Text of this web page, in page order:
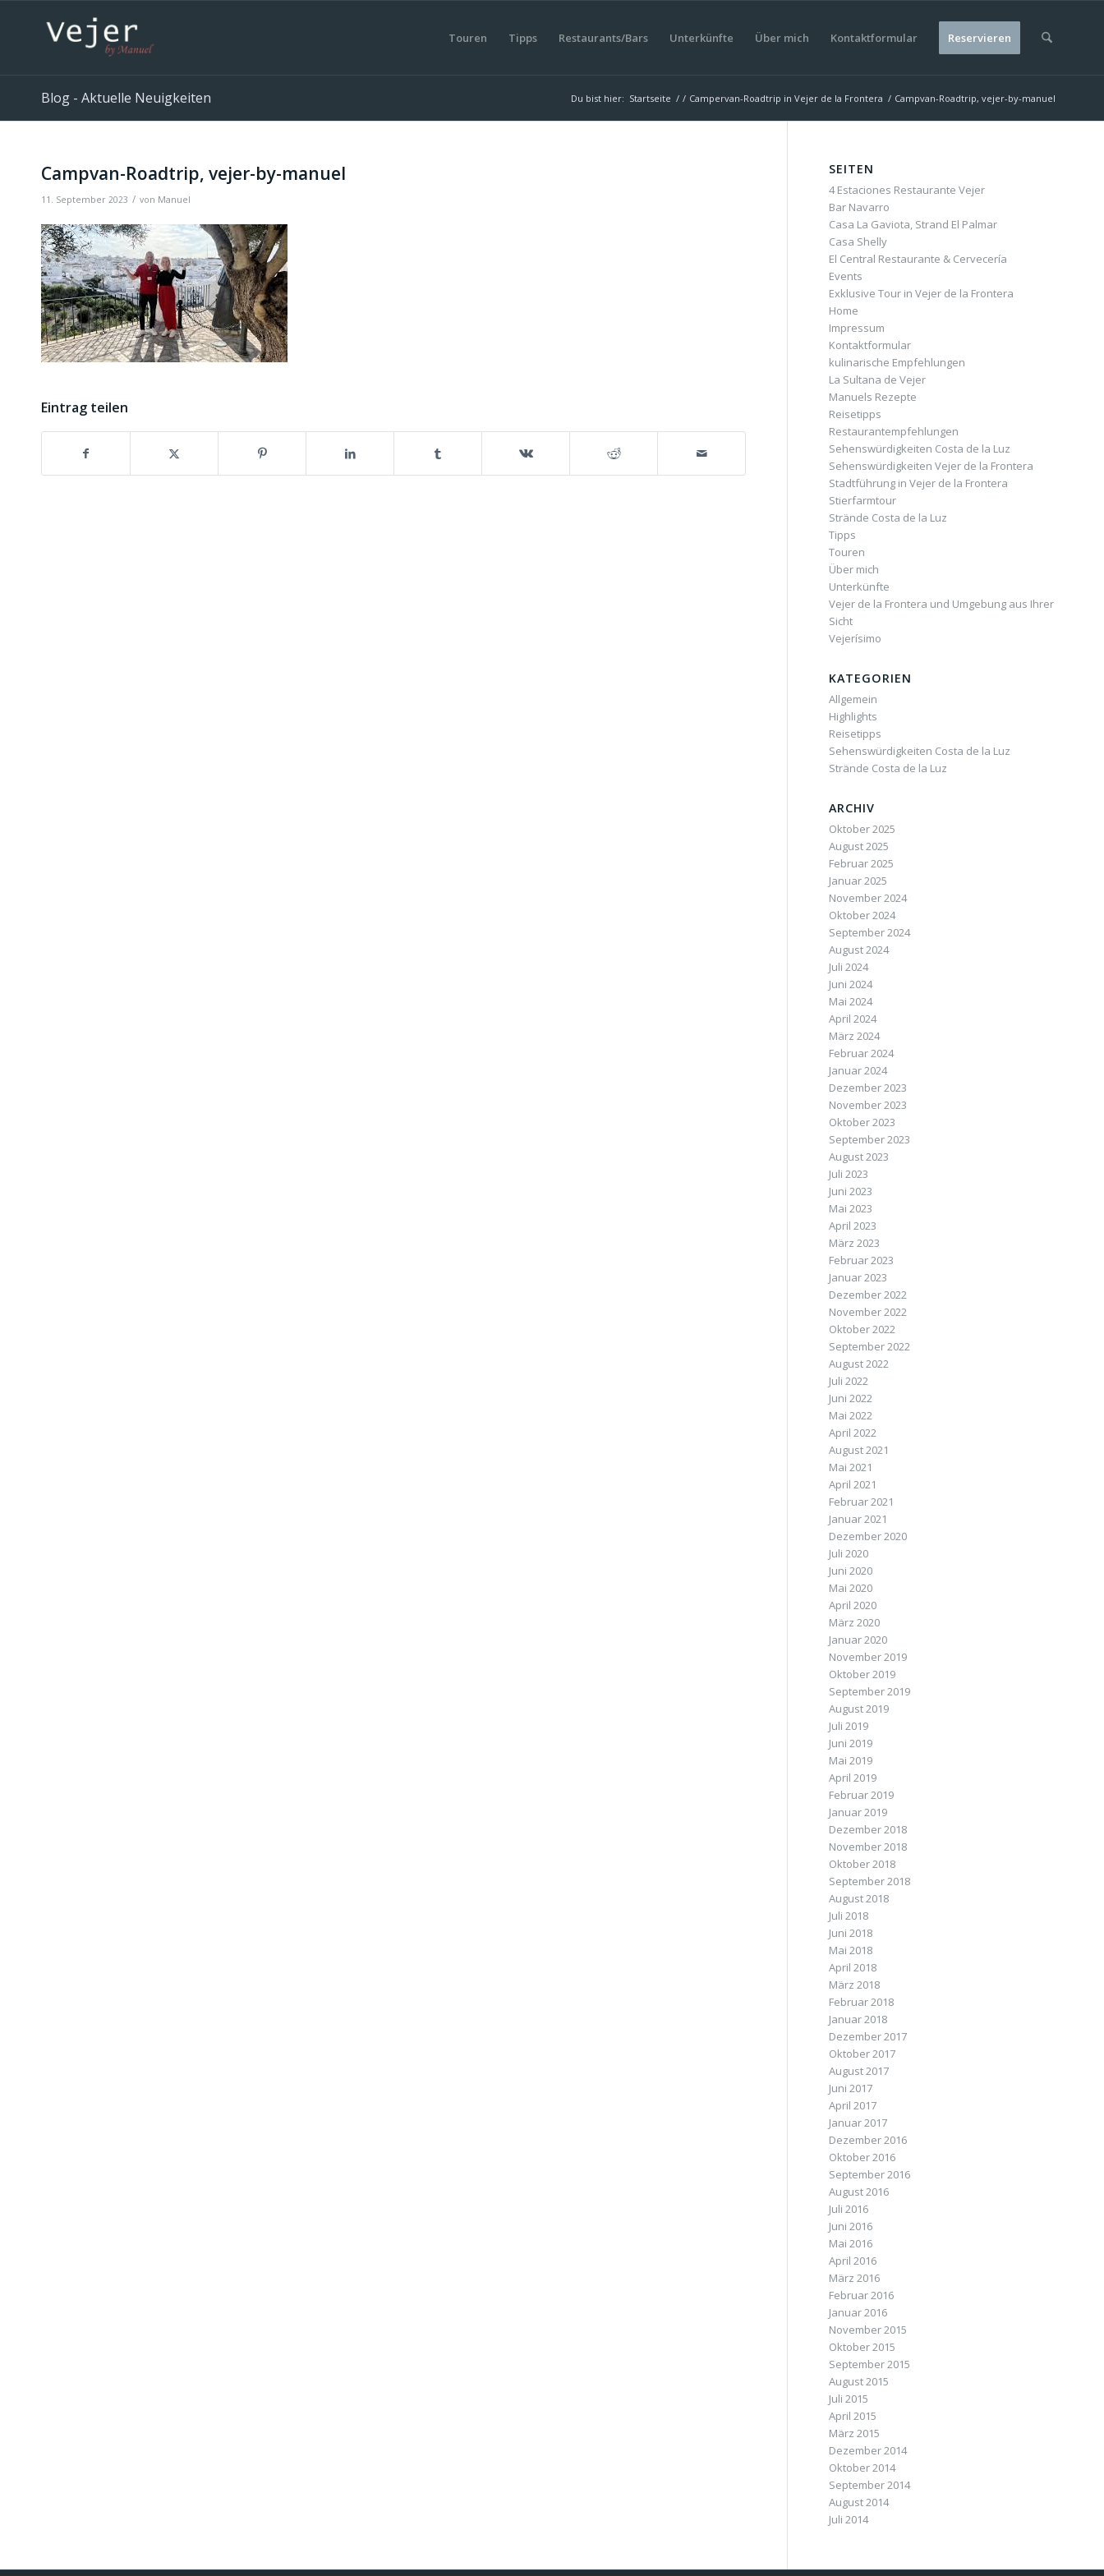
Touren Tipps Restaurants/Bars Unterkünfte Über mich Kontaktformular Reservieren
Blog - Aktuelle Neuigkeiten Du bist hier: Startseite / / Campervan-Roadtrip in Vejer de la Frontera / Campvan-Roadtrip, vejer-by-manuel
Campvan-Roadtrip, vejer-by-manuel
11. September 2023 / von Manuel
Eintrag teilen
SEITEN
4 Estaciones Restaurante Vejer
Bar Navarro
Casa La Gaviota, Strand El Palmar
Casa Shelly
El Central Restaurante & Cervecería
Events
Exklusive Tour in Vejer de la Frontera
Home
Impressum
Kontaktformular
kulinarische Empfehlungen
La Sultana de Vejer
Manuels Rezepte
Reisetipps
Restaurantempfehlungen
Sehenswürdigkeiten Costa de la Luz
Sehenswürdigkeiten Vejer de la Frontera
Stadtführung in Vejer de la Frontera
Stierfarmtour
Strände Costa de la Luz
Tipps
Touren
Über mich
Unterkünfte
Vejer de la Frontera und Umgebung aus Ihrer
Sicht
Vejerísimo
KATEGORIEN
Allgemein
Highlights
Reisetipps
Sehenswürdigkeiten Costa de la Luz
Strände Costa de la Luz
ARCHIV
Oktober 2025
August 2025
Februar 2025
Januar 2025
November 2024
Oktober 2024
September 2024
August 2024
Juli 2024
Juni 2024
Mai 2024
April 2024
März 2024
Februar 2024
Januar 2024
Dezember 2023
November 2023
Oktober 2023
September 2023
August 2023
Juli 2023
Juni 2023
Mai 2023
April 2023
März 2023
Februar 2023
Januar 2023
Dezember 2022
November 2022
Oktober 2022
September 2022
August 2022
Juli 2022
Juni 2022
Mai 2022
April 2022
August 2021
Mai 2021
April 2021
Februar 2021
Januar 2021
Dezember 2020
Juli 2020
Juni 2020
Mai 2020
April 2020
März 2020
Januar 2020
November 2019
Oktober 2019
September 2019
August 2019
Juli 2019
Juni 2019
Mai 2019
April 2019
Februar 2019
Januar 2019
Dezember 2018
November 2018
Oktober 2018
September 2018
August 2018
Juli 2018
Juni 2018
Mai 2018
April 2018
März 2018
Februar 2018
Januar 2018
Dezember 2017
Oktober 2017
August 2017
Juni 2017
April 2017
Januar 2017
Dezember 2016
Oktober 2016
September 2016
August 2016
Juli 2016
Juni 2016
Mai 2016
April 2016
März 2016
Februar 2016
Januar 2016
November 2015
Oktober 2015
September 2015
August 2015
Juli 2015
April 2015
März 2015
Dezember 2014
Oktober 2014
September 2014
August 2014
Juli 2014